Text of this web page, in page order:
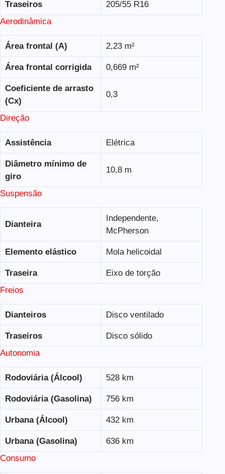
Traseiros
205/55 R16
Aerodinâmica
Área frontal (A) 2,23 m²
Área frontal corrigida 0,669 m²
Coeficiente de arrasto
(Cx)
0,3
Direção
Assistência Elétrica
Diâmetro mínimo de
giro
10,8 m
Suspensão
Dianteira
Independente,
McPherson
Elemento elástico Mola helicoidal
Traseira
Eixo de torção
Freios
Dianteiros Disco ventilado
Traseiros
Disco sólido
Autonomia
Rodoviária (Álcool) 528 km
Rodoviária (Gasolina) 756 km
Urbana (Álcool) 432 km
Urbana (Gasolina)
636 km
Consumo